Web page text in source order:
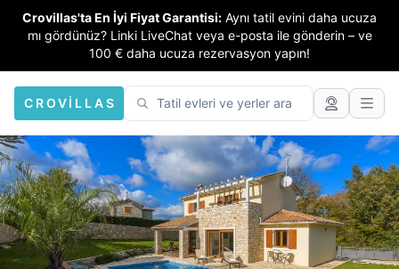
Crovillas'ta En İyi Fiyat Garantisi: Aynı tatil evini daha ucuza
mı gördünüz? Linki LiveChat veya e-posta ile gönderin – ve
100 € daha ucuza rezervasyon yapın!
CROVILLAS